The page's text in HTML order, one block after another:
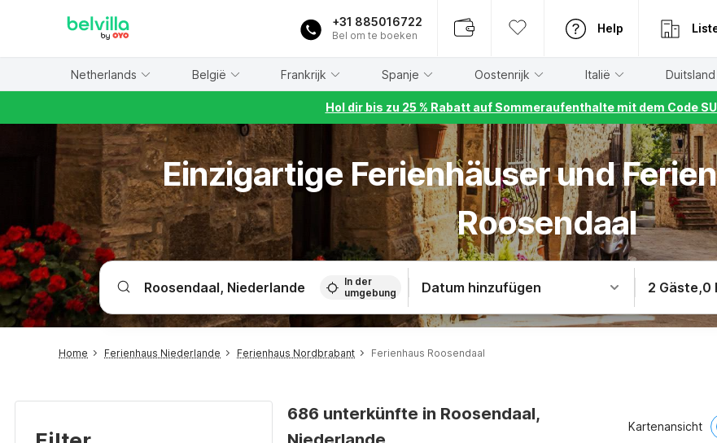
+31 885016722
Bel om te boeken
Help
Netherlands België Frankrijk Spanje Oostenrijk Italië Duitsland
Hol dir bis zu 25 % Rabatt auf Sommeraufenthalte mit dem Code
Einzigartige Ferienhäuser und
Roosendaal
In der
umgebung
Datum hinzufügen 2 Gäste,0
Home Ferienhaus Niederlande Ferienhaus Nordbrabant Ferienhaus Roosendaal
686 unterkünfte in Roosendaal,
Kartenansicht